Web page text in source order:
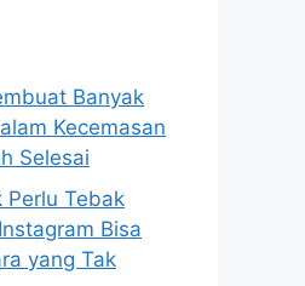
Banyak
Kecemasan
Selesai
Perlu Tebak
Bisa
yang Tak